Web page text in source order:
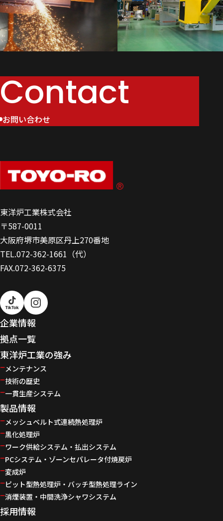
Contact
お問い合わせ
東洋炉工業株式会社
〒587-0011
大阪府堺市美原区丹上270番地
TEL.072-362-1661 （代）
FAX.072-362-6375
企業情報
拠点一覧
東洋炉工業の強み
メンテナンス
技術の歴史
一貫生産システム
製品情報
メッシュベルト式連続熱処理炉
黒化処理炉
ワーク供給システム・払出システム
PCシステム・ゾーンセパレータ付焼戻炉
変成炉
ピット型熱処理炉・バッチ型熱処理ライン
消煙装置・中間洗浄シャワシステム
採用情報